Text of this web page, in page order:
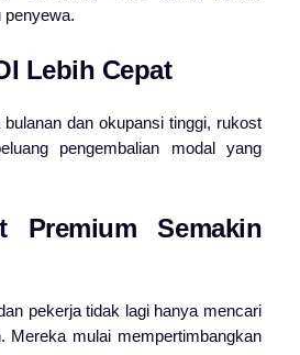
penyewa.
Lebih Cepat
dan okupansi tinggi, rukost
pengembalian modal yang
Premium Semakin
pekerja tidak lagi hanya mencari
Mereka mulai mempertimbangkan